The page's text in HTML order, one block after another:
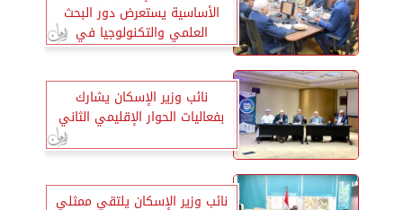
الأساسية يستعرض دور البحث
العلمي والتكنولوجيا في
مواجهة التغير المناخي
نائب وزير الإسكان يشارك
بفعاليات الحوار الإقليمي الثاني
نائب وزير الإسكان يلتقي ممثلي